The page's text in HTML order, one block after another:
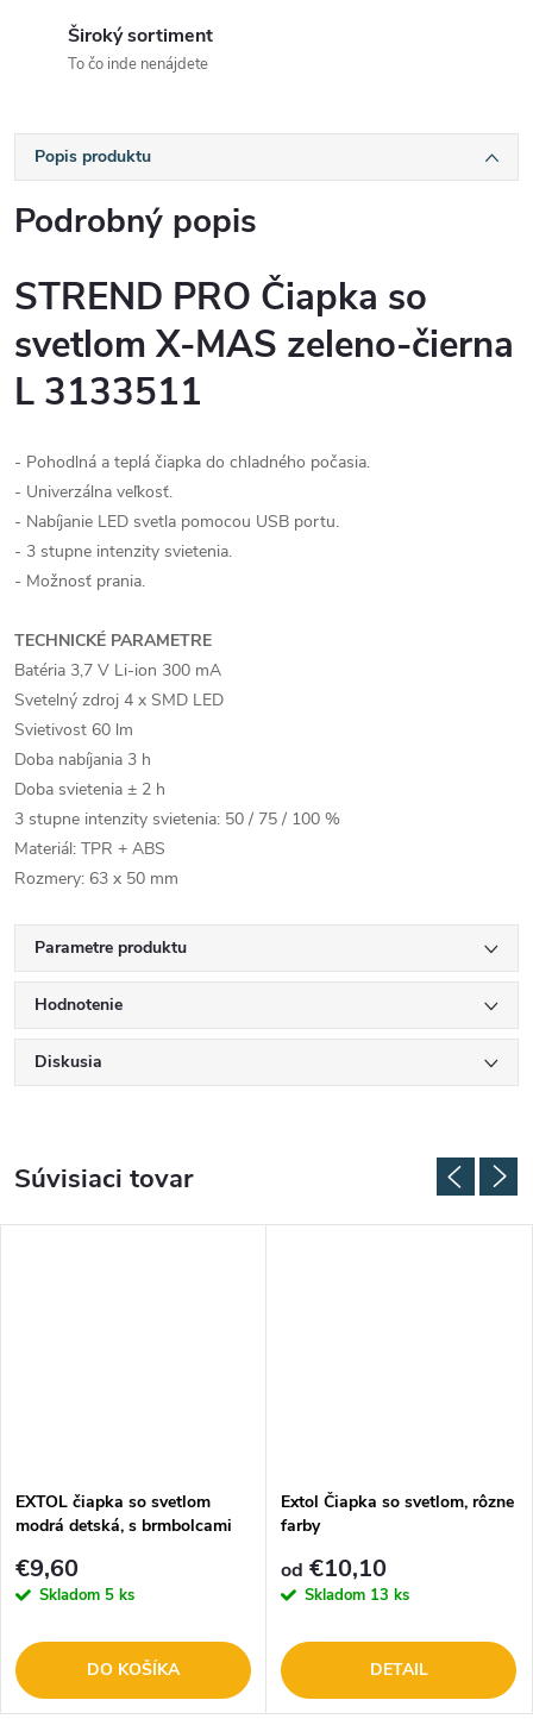
Široký sortiment
To čo inde nenájdete
Popis produktu
Podrobný popis
STREND PRO Čiapka so
svetlom X-MAS zeleno-čierna
L 3133511
- Pohodlná a teplá čiapka do chladného počasia.
- Univerzálna veľkosť.
- Nabíjanie LED svetla pomocou USB portu.
- 3 stupne intenzity svietenia.
- Možnosť prania.
TECHNICKÉ PARAMETRE
Batéria 3,7 V Li-ion 300 mA
Svetelný zdroj 4 x SMD LED
Svietivost 60 lm
Doba nabíjania 3 h
Doba svietenia ± 2 h
3 stupne intenzity svietenia: 50 / 75 / 100 %
Materiál: TPR + ABS
Rozmery: 63 x 50 mm
Parametre produktu
Hodnotenie
Diskusia
Súvisiaci tovar
EXTOL čiapka so svetlom
modrá detská, s brmbolcami
€9,60
Skladom 5 ks
DO KOŠÍKA
Extol Čiapka so svetlom, rôzne
farby
od €10,10
Skladom 13 ks
DETAIL